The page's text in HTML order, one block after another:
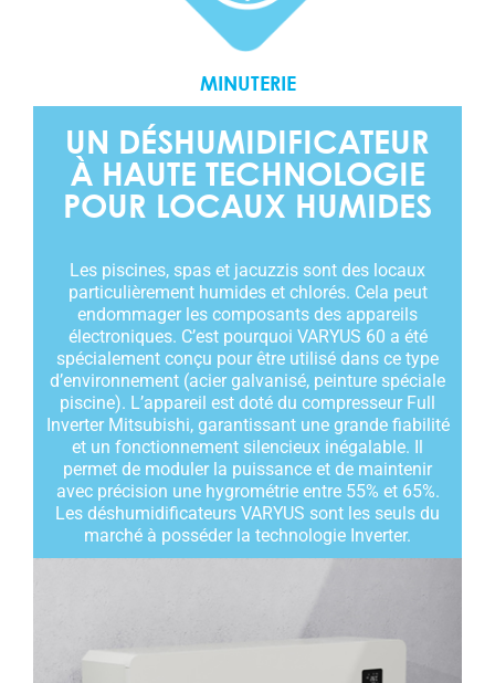
MINUTERIE
UN DÉSHUMIDIFICATEUR
À HAUTE TECHNOLOGIE
POUR LOCAUX HUMIDES
Les piscines, spas et jacuzzis sont des locaux
particulièrement humides et chlorés. Cela peut
endommager les composants des appareils
électroniques. C’est pourquoi VARYUS 60 a été
spécialement conçu pour être utilisé dans ce type
d’environnement (acier galvanisé, peinture spéciale
piscine). L’appareil est doté du compresseur Full
Inverter Mitsubishi, garantissant une grande fiabilité
et un fonctionnement silencieux inégalable. Il
permet de moduler la puissance et de maintenir
avec précision une hygrométrie entre 55% et 65%.
Les déshumidificateurs VARYUS sont les seuls du
marché à posséder la technologie Inverter.